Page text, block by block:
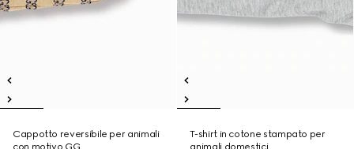
Cappotto reversibile per animali
con motivo GG
T-shirt in cotone stampato per
animali domestici